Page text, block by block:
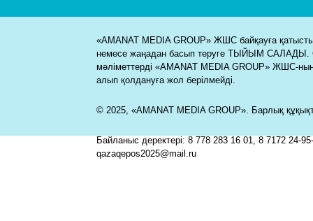
«AMANAT MEDIA GROUP» ЖШС байқауға қатысты
немесе жаңадан басып теруге ТЫЙЫМ САЛАДЫ.
мәліметтерді «AMANAT MEDIA GROUP» ЖШС-
алып қолдануға жол берілмейді.
© 2025, «AMANAT MEDIA GROUP». Барлық
Байланыс деректері: 8 778 283 16 01, 8 7172 24-
qazaqepos2025@mail.ru